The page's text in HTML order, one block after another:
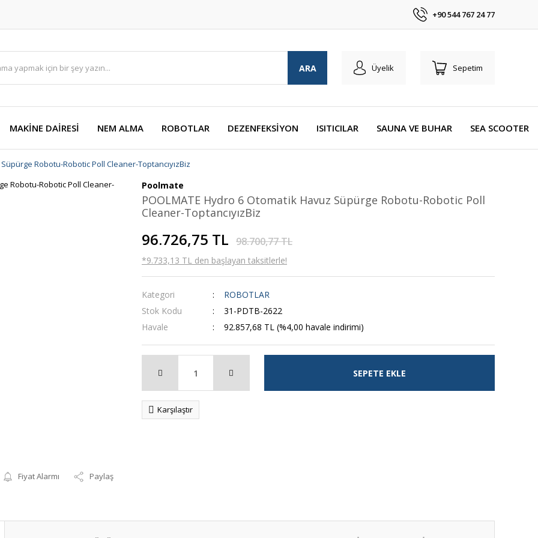
+90 544 767 24 77
ARA Üyelik Sepetim
MAKİNE DAİRESİ NEM ALMA ROBOTLAR DEZENFEKSİYON ISITICILAR SAUNA VE BUHAR SEA SCOOTER
Robotu-Robotic Poll Cleaner-ToptancıyızBiz
Fiyat Alarmı Paylaş
Poolmate
POOLMATE Hydro 6 Otomatik Havuz Süpürge Robotu-Robotic Poll
Cleaner-ToptancıyızBiz
96.726,75 TL 98.700,77 TL
*9.733,13 TL den başlayan taksitlerle!
Kategori
ROBOTLAR
Stok Kodu
31-PDTB-2622
Havale
92.857,68 TL (%4,00 havale indirimi)
SEPETE EKLE
Karşılaştır